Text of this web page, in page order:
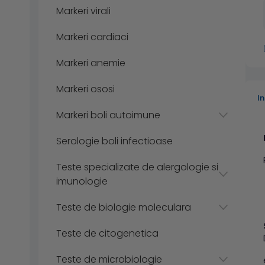
Markeri virali
Markeri cardiaci
Markeri anemie
Markeri ososi
Markeri boli autoimune
Serologie boli infectioase
Teste specializate de alergologie si
imunologie
Teste de biologie moleculara
Teste de citogenetica
Teste de microbiologie